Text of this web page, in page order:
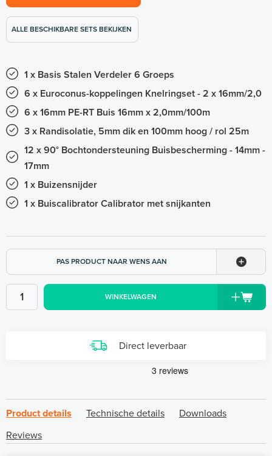
ALLE BESCHIKBARE SETS BEKIJKEN
1 x Basis Stalen Verdeler 6 Groeps
6 x Euroconus-koppelingen Knelringset - 2 x 16mm/2,0
6 x 16mm PE-RT Buis 16mm x 2,0mm/100m
3 x Randisolatie, 5mm dik en 100mm hoog / rol 25m
12 x 90° Bochtondersteuning Buisbescherming - 14mm -
17mm
1 x Buizensnijder
1 x Buiscalibrator Calibrator met snijkanten
PAS PRODUCT NAAR WENS AAN
WINKELWAGEN
Direct leverbaar
Product details Technische details
Downloads
Reviews